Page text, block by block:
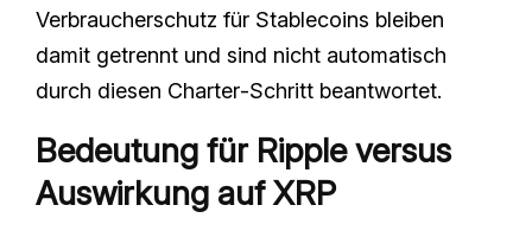
Verbraucherschutz für Stablecoins bleiben
damit getrennt und sind nicht automatisch
durch diesen Charter‑Schritt beantwortet.
Bedeutung für Ripple versus
Auswirkung auf XRP